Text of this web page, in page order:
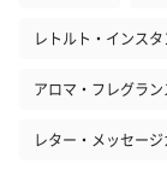
レトルト・インス
アロマ・フレグラン
レター・メッセー